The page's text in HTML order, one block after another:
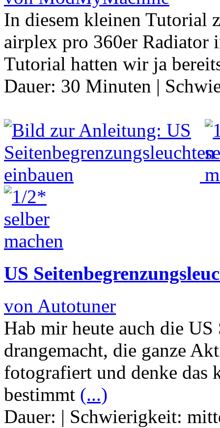
In diesem kleinen Tutorial
airplex pro 360er Radiator
Tutorial hatten wir ja
Dauer: 30 Minuten |
US
von Autotuner
Hab mir heute auch die US
drangemacht, die ganze
fotografiert und denke das
bestimmt (...)
Dauer: | Schwierigkeit: